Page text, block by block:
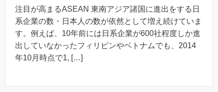
注目が高まるASEAN 東南アジア諸国に進出をする日
系企業の数・日本人の数が依然として増え続けていま
す。例えば、10年前には日系企業が600社程度しか進
出していなかったフィリピンやベトナムでも、2014
年10月時点で1, […]